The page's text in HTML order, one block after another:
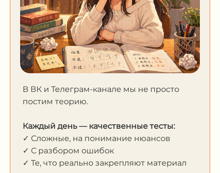
В ВК и Телеграм-канале мы не просто
постим теорию.
Каждый день — качественные тесты:
✓ Сложные, на понимание нюансов
✓ С разбором ошибок
✓ Те, что реально закрепляют материал